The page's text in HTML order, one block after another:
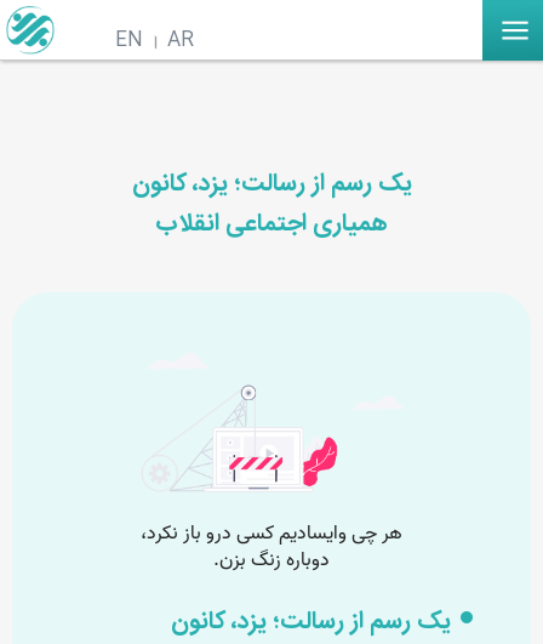
AR
EN
یک رسم از رسالت؛ یزد، کانون
همیاری اجتماعی انقلاب
یک رسم از رسالت؛ یزد، کانون